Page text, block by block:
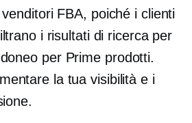
FBA, poiché i clienti
i risultati di ricerca per
per Prime prodotti.
la tua visibilità e i